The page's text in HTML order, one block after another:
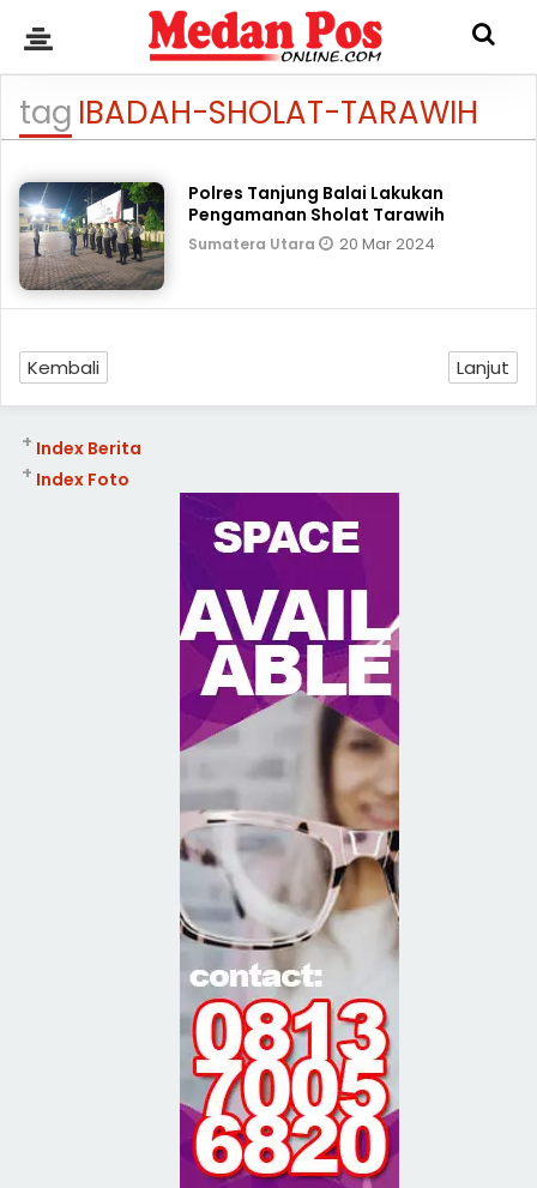
tag IBADAH-SHOLAT-TARAWIH
Polres Tanjung Balai Lakukan
Pengamanan Sholat Tarawih
Sumatera Utara 20 Mar 2024
Kembali Lanjut
Index Berita
+
Index Foto
+